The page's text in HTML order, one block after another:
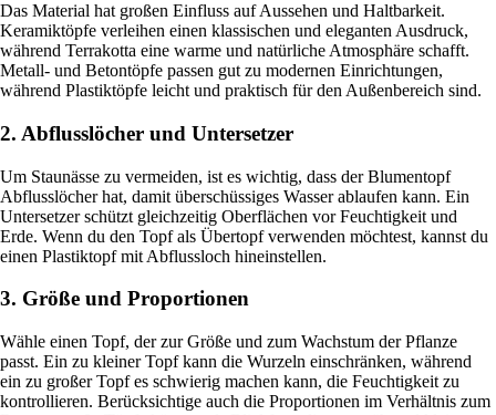
Das Material hat großen Einfluss auf Aussehen und Haltbarkeit.
Keramiktöpfe verleihen einen klassischen und eleganten Ausdruck,
während Terrakotta eine warme und natürliche Atmosphäre schafft.
Metall- und Betontöpfe passen gut zu modernen Einrichtungen,
während Plastiktöpfe leicht und praktisch für den Außenbereich sind.
2. Abflusslöcher und Untersetzer
Um Staunässe zu vermeiden, ist es wichtig, dass der Blumentopf
Abflusslöcher hat, damit überschüssiges Wasser ablaufen kann. Ein
Untersetzer schützt gleichzeitig Oberflächen vor Feuchtigkeit und
Erde. Wenn du den Topf als Übertopf verwenden möchtest, kannst du
einen Plastiktopf mit Abflussloch hineinstellen.
3. Größe und Proportionen
Wähle einen Topf, der zur Größe und zum Wachstum der Pflanze
passt. Ein zu kleiner Topf kann die Wurzeln einschränken, während
ein zu großer Topf es schwierig machen kann, die Feuchtigkeit zu
kontrollieren. Berücksichtige auch die Proportionen im Verhältnis zum